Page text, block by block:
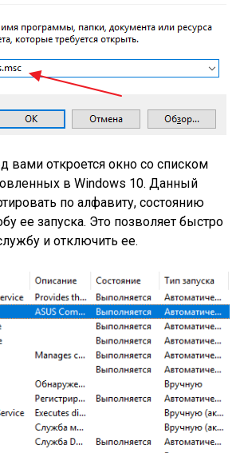
вами откроется окно со списком
в Windows 10. Данный
по алфавиту, состоянию
ее запуска. Это позволяет быстро
и отключить ее.